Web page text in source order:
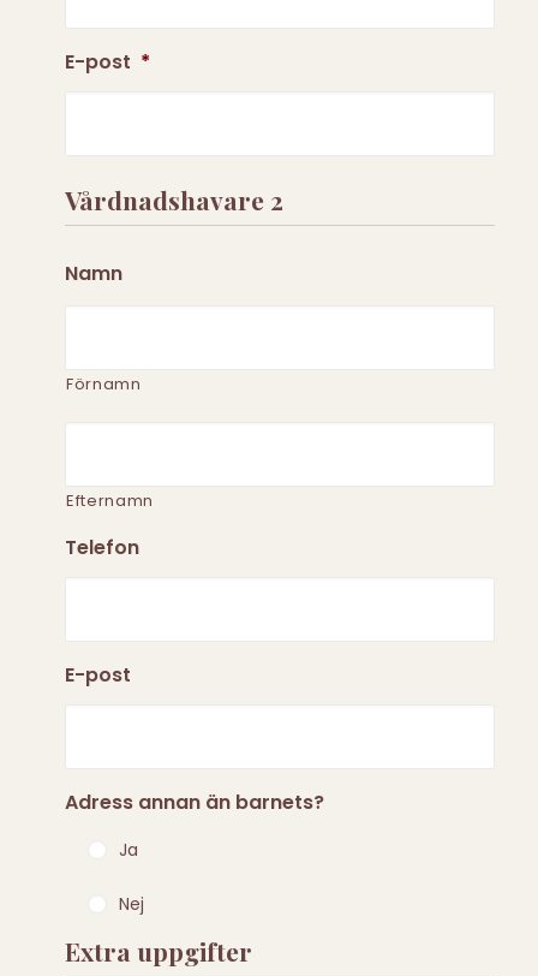
E-post *
Vårdnadshavare 2
Namn
Förnamn
Efternamn
Telefon
E-post
Adress annan än barnets?
Ja
Nej
Extra uppgifter